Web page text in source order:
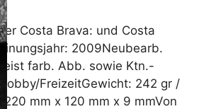
Costa Brava: und Costa
2009Neubearb.
farb. Abb. sowie Ktn.-
FreizeitGewicht: 242 gr /
mm x 120 mm x 9 mmVon